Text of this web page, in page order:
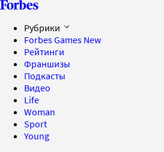
Рубрики
Forbes Games New
Рейтинги
Франшизы
Подкасты
Видео
Life
Woman
Sport
Young